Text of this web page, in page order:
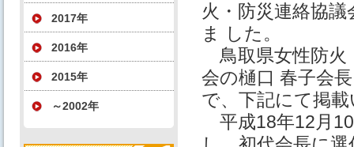
2017年
2016年
2015年
～2002年
火・防災連絡協
ま した。
鳥取県女性防火
会の樋口 春子会
で、下記にて掲
平成18年12月